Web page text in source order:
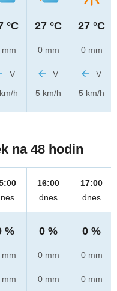
°C
mm
V
h
27 °C
0 mm
V
5 km/h
27 °C
0 mm
V
5 km/h
na 48 hodin
%
mm
mm
16:00
dnes
0 %
0 mm
0 mm
17:00
dnes
0 %
0 mm
0 mm